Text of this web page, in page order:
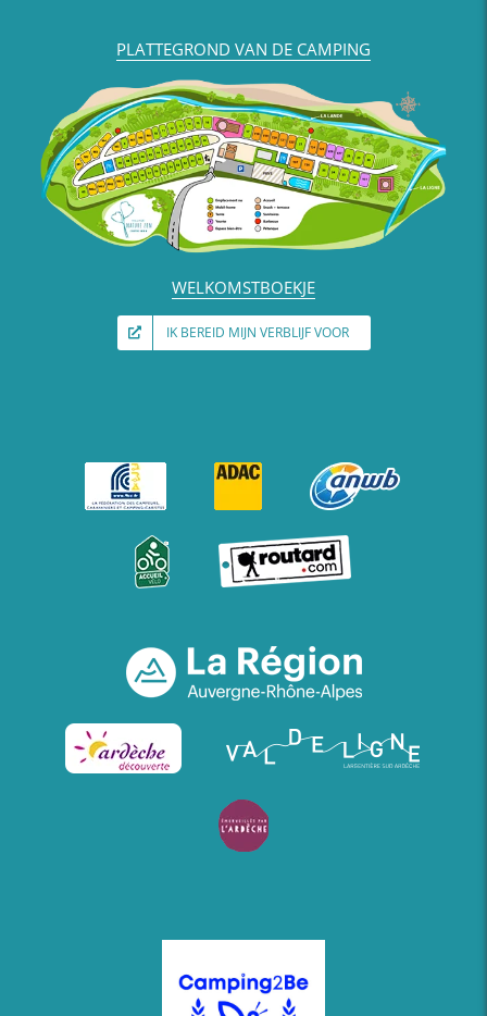
PLATTEGROND VAN DE CAMPING
WELKOMSTBOEKJE
IK BEREID MIJN VERBLIJF VOOR